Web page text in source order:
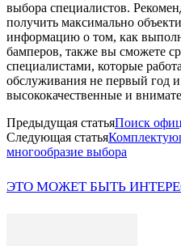
выбора специалистов.
получить максимально
информацию о том, как
бамперов, также вы сможете
специалистами, которые
обслуживания не первый год
высококачественные и
Предыдущая статьяПоиск
Следующая статья
многообразие выбора
ЭТО МОЖЕТ БЫТЬ